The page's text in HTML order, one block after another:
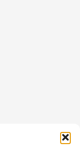
Power Nº 7,